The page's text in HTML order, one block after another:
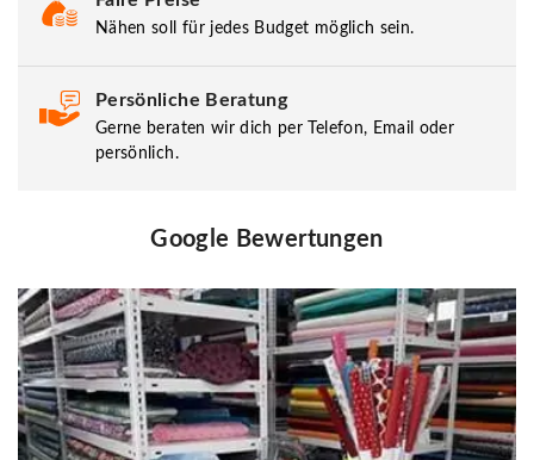
Nähen soll für jedes Budget möglich sein.
Persönliche Beratung
Gerne beraten wir dich per Telefon, Email oder
persönlich.
Google Bewertungen